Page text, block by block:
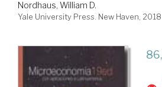
Nordhaus, William D.
Yale University Press. New Haven, 2018